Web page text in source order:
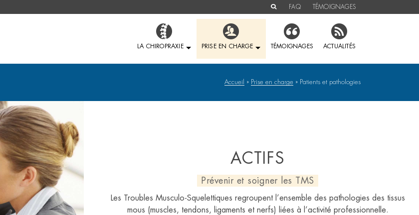
FAQ TÉMOIGNAGES
LA CHIROPRAXIE PRISE EN CHARGE TÉMOIGNAGES ACTUALITÉS
Accueil » Prise en charge » Patients et pathologies
ACTIFS
Prévenir et soigner les TMS
Les Troubles Musculo-Squelettiques regroupent l’ensemble des pathologies des tissus
mous (muscles, tendons, ligaments et nerfs) liées à l’activité professionnelle.